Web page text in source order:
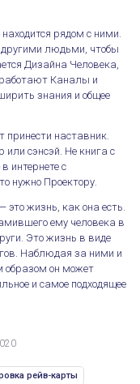
рядом с ними.
людьми, чтобы
Дизайна Человека,
работают Каналы и
знания и общее
наставник.
или сэнсэй. Не книга с
интернете с
нужно Проектору.
жизнь, как она есть.
ему человека в
Это жизнь в виде
Наблюдая за ними и
образом он может
и самое подходящее
рейв-карты